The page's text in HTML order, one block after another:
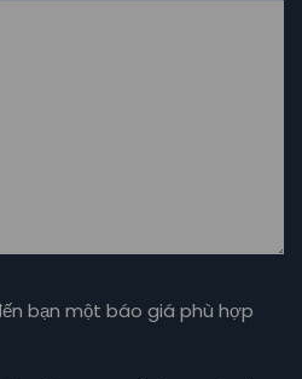
bạn một báo giá phù hợp